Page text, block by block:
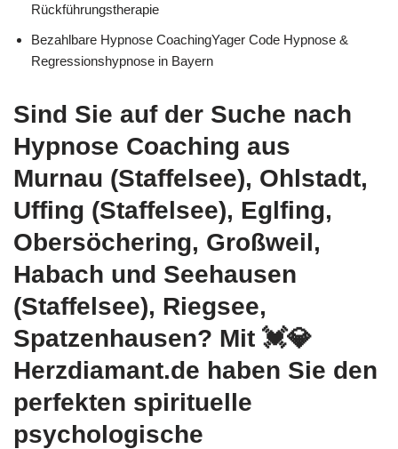
Rückführungstherapie
Bezahlbare Hypnose CoachingYager Code Hypnose &
Regressionshypnose in Bayern
Sind Sie auf der Suche nach
Hypnose Coaching aus
Murnau (Staffelsee), Ohlstadt,
Uffing (Staffelsee), Eglfing,
Obersöchering, Großweil,
Habach und Seehausen
(Staffelsee), Riegsee,
Spatzenhausen? Mit 💓️💎
Herzdiamant.de haben Sie den
perfekten spirituelle
psychologische